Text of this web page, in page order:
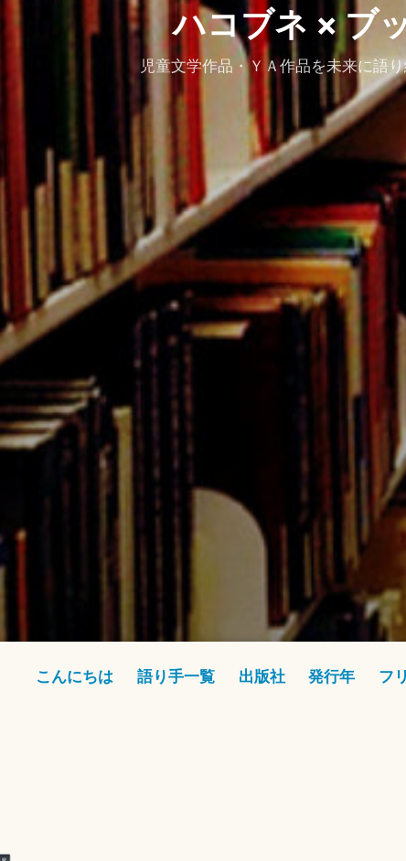
ハコブネ × ブ
児童文学作品・ＹＡ作品を未来に語
こんにちは 語り手一覧 出版社 発行年 フ